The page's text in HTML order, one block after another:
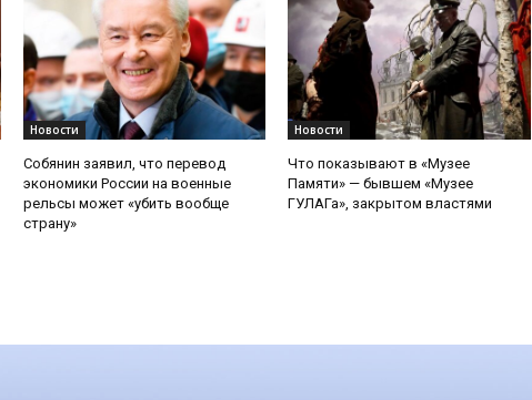
Новости
Собянин заявил, что перевод
экономики России на военные
рельсы может «убить вообще
страну»
Новости
Что показывают в «Музее
Памяти» — бывшем «Музее
ГУЛАГа», закрытом властями